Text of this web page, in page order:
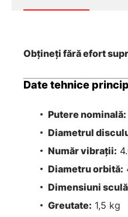
Obțineți fără efort
Date tehnice
Putere nominală:
Diametrul
Număr vibrații:
Diametru orbită:
Dimensiuni
Greutate: 1,5 kg